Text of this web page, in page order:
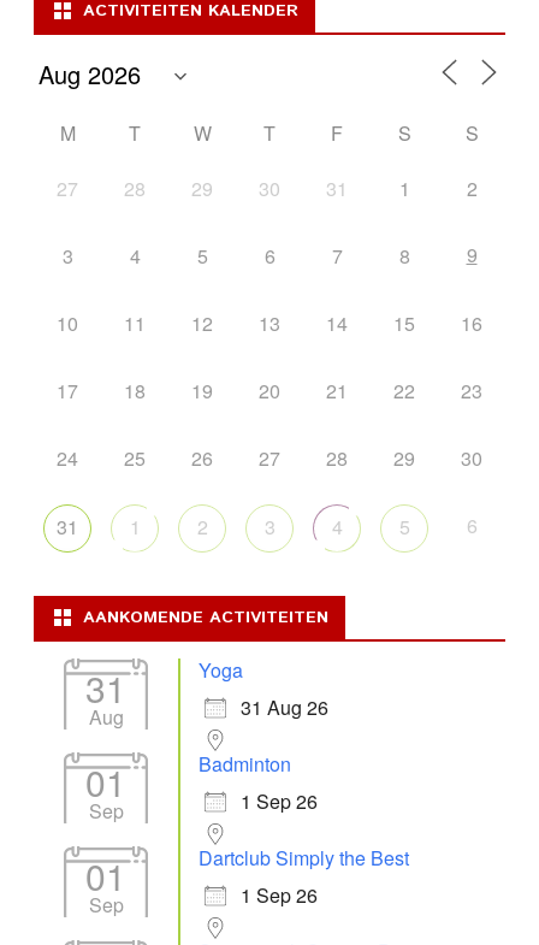
ACTIVITEITEN KALENDER
M T W T F S
S
27
28 29 30 31 1 2
3 4 5 6 7 8 9
10 11 12 13 14 15 16
17 18 19 20 21 22 23
24 25 26 27 28 29 30
31 1 2 3 4 5 6
AANKOMENDE ACTIVITEITEN
31
Aug
Yoga
31 Aug 26
01
Sep
Badminton
1 Sep 26
01
Sep
Dartclub Simply the Best
1 Sep 26